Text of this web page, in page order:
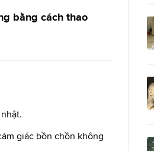
bằng cách thao
giác bồn chồn không